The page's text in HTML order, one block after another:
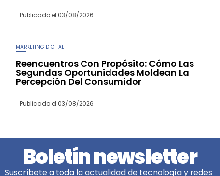
Publicado el 03/08/2026
MARKETING DIGITAL
Reencuentros Con Propósito: Cómo Las
Segundas Oportunidades Moldean La
Percepción Del Consumidor
Publicado el 03/08/2026
Boletín newsletter
Suscríbete a toda la actualidad de tecnología y redes